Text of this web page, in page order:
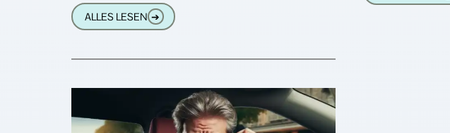
Ende sitzt das Ohrpassstück, die Otoplastik.
Diese Otoplastik
ALLES LESEN ➔